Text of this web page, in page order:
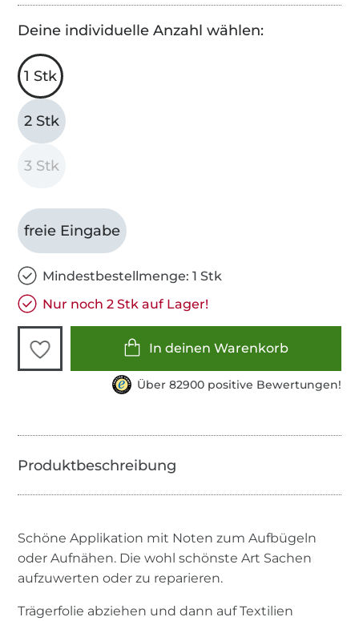
Deine individuelle Anzahl wählen:
1 Stk
2 Stk
3 Stk
freie Eingabe
Mindestbestellmenge: 1 Stk
Nur noch 2 Stk auf Lager!
In deinen Warenkorb
Über 82900 positive Bewertungen!
Schöne Applikation mit Noten zum Aufbügeln
oder Aufnähen. Die wohl schönste Art Sachen
aufzuwerten oder zu reparieren.
Trägerfolie abziehen und dann auf Textilien